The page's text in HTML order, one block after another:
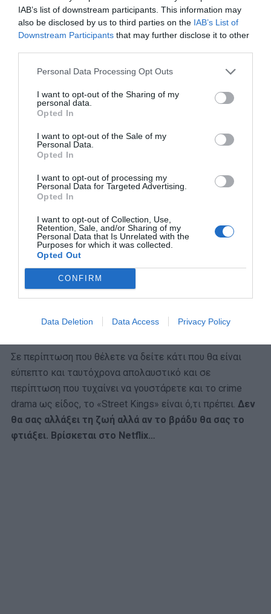
IAB’s list of downstream participants. This information may
also be disclosed by us to third parties on the IAB’s List of
Downstream Participants that may further disclose it to other
Personal Data Processing Opt Outs
I want to opt-out of the Sharing of my
personal data.
Opted In
I want to opt-out of the Sale of my
Personal Data.
Opted In
I want to opt-out of processing my
Personal Data for Targeted Advertising.
Opted In
I want to opt-out of Collection, Use,
Retention, Sale, and/or Sharing of my
Personal Data that Is Unrelated with the
Purposes for which it was collected.
Opted Out
CONFIRM
Data Deletion Data Access Privacy Policy
με τον Κάπτεν Αμέρικα αλλά έκανε μπαμ από τότεπως
θα αποτελέσει πρωτοκλασσάτο όνομα την επόμενη
Φαίνεται με τη μία για τον Γιάγκουσιτς
Ο Κιάνου Ριβς υποδύεται έναν βετεράνο αστυνομικό του
Λος Άντζελες που μέσω μιας πλεκτάνης ενοχοποιείται
για το φόνο ενός συναδέλφου του. Ο ίδιος δεν είναι
καθαρός και νομότυπος (κλασικός χαρακτήρας Ελρόι…)
αλλά στην προκειμένη περίπτωση είναι αθώος και η
στοχοποίησή εξυπηρετεί κάτι πολύ βρώμικο.Έτσι, θα
συμμαχήσει με έναν νέο αστυνομικό, άφθαρτο και
άτεγκτο, για να κάνουν μια έρευνα που θα φέρει στην
επιφάνεια την αλήθεια. Και ας μην συμπαθιούνται
Σε περίπτωση που θέλετε να δείτε κάτι που θα είναι
εύπεπτο και ταυτόχρονα απολαυστικό και σε
περίπτωση που τυχαίνει να γουστάρετε και το crime
drama ως είδος, το «Street Kings» είναι ό,τι πρέπει. Δεν
θα σας αλλάξει τη ζωή αλλά αν το βράδυ θα σας το
φτιάξει. Βρίσκεται στο Netflix…